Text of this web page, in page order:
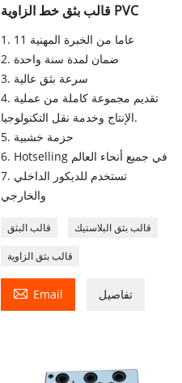
قالب بثق خط الزاوية PVC
1. 11 عاما من الخبرة المهنية
2. ضمان لمدة سنة واحدة
3. سرعة بثق عالية
4. تقديم مجموعة كاملة من عملية
الإنتاج وخدمة نقل التكنولوجيا.
5. حزمة خشبية
6. Hotselling في جميع أنحاء العالم
7. تستخدم للديكور الداخلي
والخارجي
قالب البثق قالب بثق البلاستيك
قالب بثق الزاوية
 Email تفاصيل